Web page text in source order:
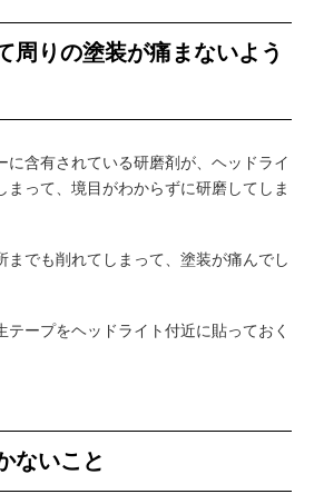
周りの塗装が痛まないよう
に含有されている研磨剤が、ヘッドライ
まって、境目がわからずに研磨してしま
までも削れてしまって、塗装が痛んでし
テープをヘッドライト付近に貼っておく
ないこと